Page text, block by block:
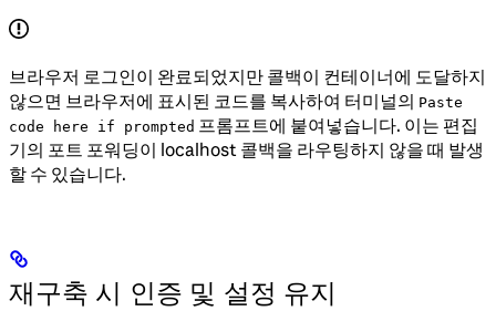
브라우저 로그인이 완료되었지만 콜백이 컨테이너에 도달하지
않으면 브라우저에 표시된 코드를 복사하여 터미널의 Paste
code here if prompted 프롬프트에 붙여넣습니다. 이는 편집
기의 포트 포워딩이 localhost 콜백을 라우팅하지 않을 때 발생
할 수 있습니다.
재구축 시 인증 및 설정 유지